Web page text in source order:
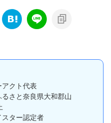
クト代表
さと奈良県大和郡山
ター認定者